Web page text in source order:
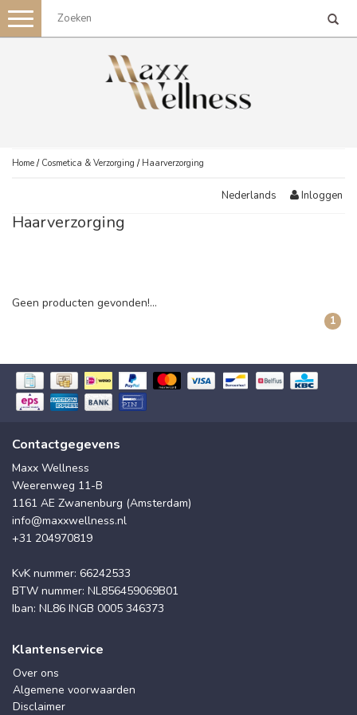
Toggle
navigation
Home / Cosmetica & Verzorging / Haarverzorging
Nederlands Inloggen
Haarverzorging
Geen producten gevonden!...
1
Contactgegevens
Maxx Wellness
Weerenweg 11-B
1161 AE Zwanenburg (Amsterdam)
info@maxxwellness.nl
+31 204970819
KvK nummer: 66242533
BTW nummer: NL856459069B01
Iban: NL86 INGB 0005 346373
Klantenservice
Over ons
Algemene voorwaarden
Disclaimer